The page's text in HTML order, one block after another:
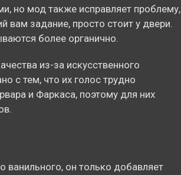
но мод также исправляет проблему,
вам задание, просто стоит у двери.
более органично.
из-за искусственного
с тем, что их голос трудно
и Фаркаса, поэтому для них
ванильного, он только добавляет